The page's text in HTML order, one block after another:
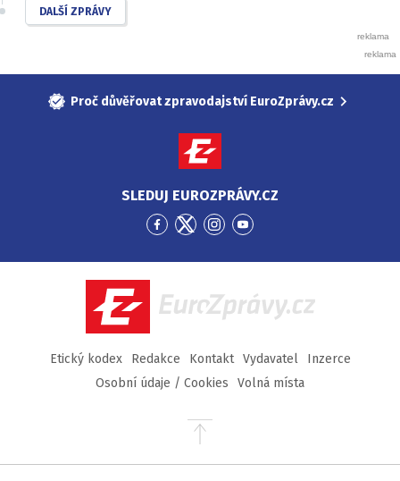
DALŠÍ ZPRÁVY
Proč důvěřovat zpravodajství EuroZprávy.cz
SLEDUJ EUROZPRÁVY.CZ
Přejít
Facebook
Přejít
Twitter
Přejít
Instagram
Přejít
YouTube
EuroZprávy.cz
Etický kodex Redakce Kontakt Vydavatel
Inzerce
Osobní údaje / Cookies
Volná místa
Přejít
stránky